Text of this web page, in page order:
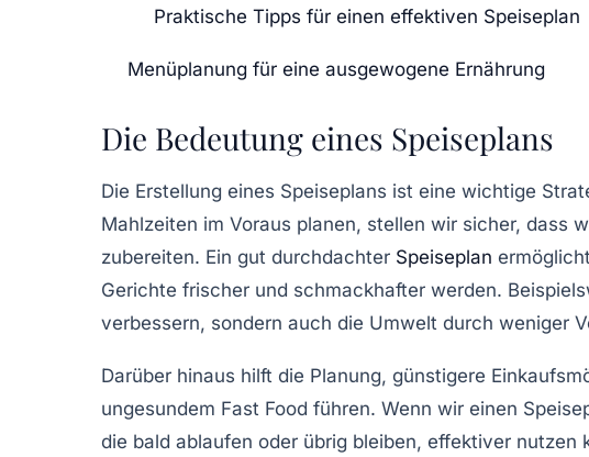
Praktische Tipps für einen effektiven Speiseplan
Menüplanung für eine ausgewogene Ernährung
Die Bedeutung eines Speiseplans
Die Erstellung eines Speiseplans ist eine wichtige
Mahlzeiten im Voraus planen, stellen wir sicher, dass
zubereiten. Ein gut durchdachter Speiseplan
Gerichte frischer und schmackhafter werden.
verbessern, sondern auch die Umwelt durch weniger
Darüber hinaus hilft die Planung, günstigere
ungesundem Fast Food führen. Wenn wir einen
die bald ablaufen oder übrig bleiben, effektiver